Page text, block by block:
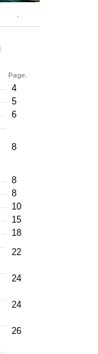
Page.
4
5
6
8
8
8
10
15
18
22
24
24
26